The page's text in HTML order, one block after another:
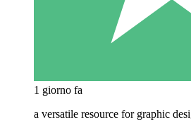
1 giorno fa
a versatile resource for graphic